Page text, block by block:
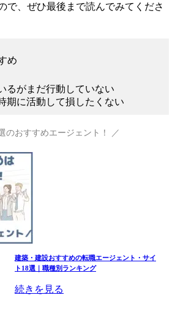
で、ぜひ最後まで読んでみてくださ
め
るがまだ行動していない
期に活動して損したくない
のおすすめエージェント！ ／
建築・建設おすすめの転職エージェント・サイ
ト18選｜職種別ランキング
続きを見る